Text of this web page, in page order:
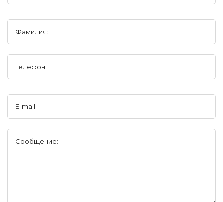
Фамилия:
Телефон:
E-mail:
Сообщение: